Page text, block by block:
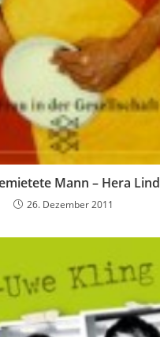
Mann – Hera Lind
26. Dezember 2011